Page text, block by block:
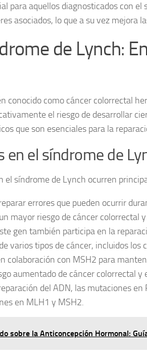
para aquellos diagnosticados con
asociados, lo que a su vez mejora
de Lynch:
conocido como cáncer colorrectal
el riesgo de desarrollar
que son esenciales para la
en el síndrome de
el síndrome de Lynch ocurren
errores que pueden ocurrir
mayor riesgo de cáncer colorrectal
gen también participa en la
varios tipos de cáncer, incluidos los
colaboración con MSH2 para
aumentado de cáncer colorrectal y
del ADN, las mutaciones
en MLH1 y MSH2.
sobre la Anticoncepción Hormonal: